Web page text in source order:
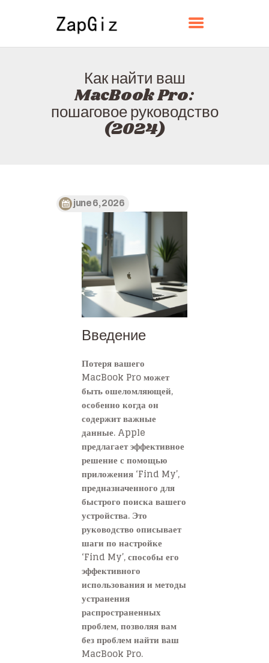
Как найти ваш
MacBook Pro:
пошаговое руководство
(2024)
ZAPGIZ
ГЛАВНАЯ
О НАС
КОНТАКТЫ
ПОЛИТИКА
june 6, 2026
Введение
Потеря вашего
MacBook Pro может
быть ошеломляющей,
особенно когда он
содержит важные
данные. Apple
предлагает эффективное
решение с помощью
приложения ‘Find My’,
предназначенного для
быстрого поиска вашего
устройства. Это
руководство описывает
шаги по настройке
‘Find My’, способы его
эффективного
использования и методы
устранения
распространенных
проблем, позволяя вам
без проблем найти ваш
MacBook Pro.